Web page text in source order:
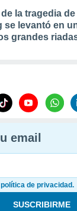
la tragedia de
se levantó en
grandes
email
de privacidad.